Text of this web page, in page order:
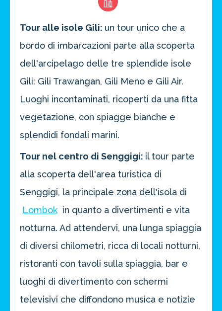
Tour alle isole Gili: un tour unico che a
bordo di imbarcazioni parte alla scoperta
dell'arcipelago delle tre splendide isole
Gili: Gili Trawangan, Gili Meno e Gili Air.
Luoghi incontaminati, ricoperti da una fitta
vegetazione, con spiagge bianche e
splendidi fondali marini.
Tour nel centro di Senggigi: il tour parte
alla scoperta dell'area turistica di
Senggigi, la principale zona dell'isola di
Lombok in quanto a divertimenti e vita
notturna. Ad attendervi, una lunga spiaggia
di diversi chilometri, ricca di locali notturni,
ristoranti con tavoli sulla spiaggia, bar e
luoghi di divertimento con schermi
televisivi che diffondono musica e notizie